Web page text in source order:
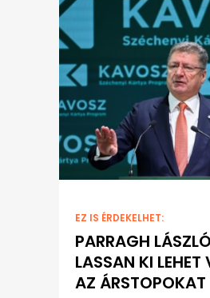
EZ IS ÉRDEKELHET:
PARRAGH
LASSAN KI LEHET
AZ ÁRSTOPOKAT